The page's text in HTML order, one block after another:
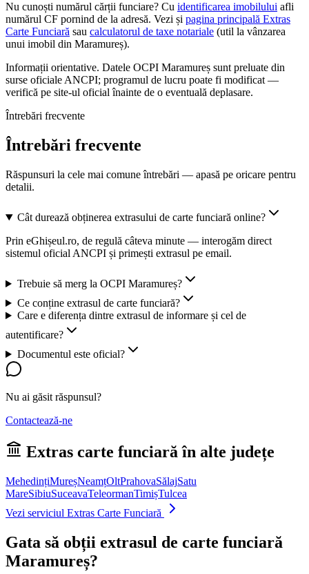
Nu cunoști numărul cărții funciare? Cu identificarea imobilului afli
numărul CF pornind de la adresă. Vezi și pagina principală Extras
Carte Funciară sau calculatorul de taxe notariale (util la vânzarea
unui imobil din Maramureș).
Informații orientative. Datele OCPI Maramureș sunt preluate din
surse oficiale ANCPI; programul de lucru poate fi modificat —
verifică pe site-ul oficial înainte de o eventuală deplasare.
Întrebări frecvente
Întrebări frecvente
Răspunsuri la cele mai comune întrebări — apasă pe oricare pentru
detalii.
Cât durează obținerea extrasului de carte funciară online?
Prin eGhișeul.ro, de regulă câteva minute — interogăm direct
sistemul oficial ANCPI și primești extrasul pe email.
Trebuie să merg la OCPI Maramureș?
Ce conține extrasul de carte funciară?
Care e diferența dintre extrasul de informare și cel de
autentificare?
Documentul este oficial?
Nu ai găsit răspunsul?
Contactează-ne
Extras carte funciară în alte județe
MehedințiMureșNeamțOltPrahovaSălajSatu
MareSibiuSuceavaTeleormanTimișTulcea
Vezi serviciul Extras Carte Funciară
Gata să obții extrasul de carte funciară
Maramureș?